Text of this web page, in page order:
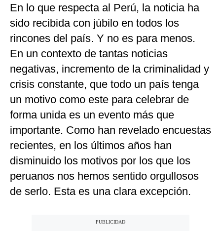
En lo que respecta al Perú, la noticia ha
sido recibida con júbilo en todos los
rincones del país. Y no es para menos.
En un contexto de tantas noticias
negativas, incremento de la criminalidad y
crisis constante, que todo un país tenga
un motivo como este para celebrar de
forma unida es un evento más que
importante. Como han revelado encuestas
recientes, en los últimos años han
disminuido los motivos por los que los
peruanos nos hemos sentido orgullosos
de serlo. Esta es una clara excepción.